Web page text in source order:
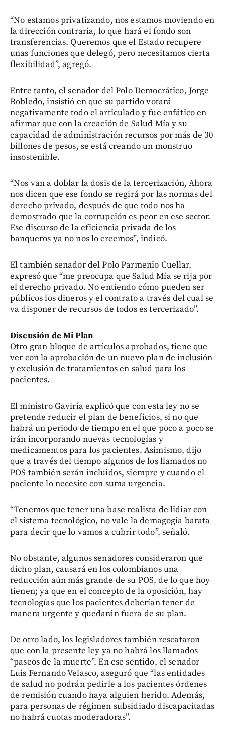
“No estamos privatizando, nos estamos moviendo en
la dirección contraria, lo que hará el fondo son
transferencias. Queremos que el Estado recupere
unas funciones que delegó, pero necesitamos cierta
flexibilidad”, agregó.
Entre tanto, el senador del Polo Democrático, Jorge
Robledo, insistió en que su partido votará
negativamente todo el articulado y fue enfático en
afirmar que con la creación de Salud Mía y su
capacidad de administración recursos por más de 30
billones de pesos, se está creando un monstruo
insostenible.
“Nos van a doblar la dosis de la tercerización, Ahora
nos dicen que ese fondo se regirá por las normas del
derecho privado, después de que todo nos ha
demostrado que la corrupción es peor en ese sector.
Ese discurso de la eficiencia privada de los
banqueros ya no nos lo creemos”, indicó.
El también senador del Polo Parmenio Cuellar,
expresó que “me preocupa que Salud Mía se rija por
el derecho privado. No entiendo cómo pueden ser
públicos los dineros y el contrato a través del cual se
va disponer de recursos de todos es tercerizado”.
Discusión de Mi Plan
Otro gran bloque de artículos aprobados, tiene que
ver con la aprobación de un nuevo plan de inclusión
y exclusión de tratamientos en salud para los
pacientes.
El ministro Gaviria explicó que con esta ley no se
pretende reducir el plan de beneficios, si no que
habrá un periodo de tiempo en el que poco a poco se
irán incorporando nuevas tecnologías y
medicamentos para los pacientes. Asimismo, dijo
que a través del tiempo algunos de los llamados no
POS también serán incluidos, siempre y cuando el
paciente lo necesite con suma urgencia.
“Tenemos que tener una base realista de lidiar con
el sistema tecnológico, no vale la demagogia barata
para decir que lo vamos a cubrir todo”, señaló.
No obstante, algunos senadores consideraron que
dicho plan, causará en los colombianos una
reducción aún más grande de su POS, de lo que hoy
tienen; ya que en el concepto de la oposición, hay
tecnologías que los pacientes deberían tener de
manera urgente y quedarán fuera de su plan.
De otro lado, los legisladores también rescataron
que con la presente ley ya no habrá los llamados
“paseos de la muerte”. En ese sentido, el senador
Luis Fernando Velasco, aseguró que “las entidades
de salud no podrán pedirle a los pacientes órdenes
de remisión cuando haya alguien herido. Además,
para personas de régimen subsidiado discapacitadas
no habrá cuotas moderadoras”.